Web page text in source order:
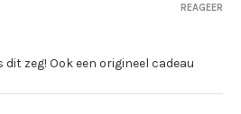
zeg! Ook een origineel cadeau
REAGEER